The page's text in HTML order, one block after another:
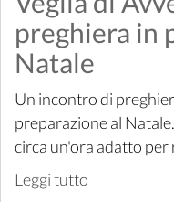
preghiera in
Natale
Un incontro di
preparazione al
circa un'ora adatto per
Leggi tutto